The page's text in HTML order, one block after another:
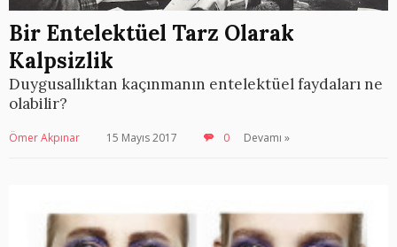
Bir Entelektüel Tarz Olarak
Kalpsizlik
Duygusallıktan kaçınmanın entelektüel faydaları ne
olabilir?
Ömer Akpınar 15 Mayıs 2017 0 Devamı »